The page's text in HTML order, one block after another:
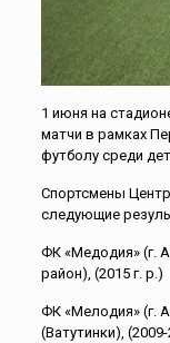
1 июня на
матчи в рамках
футболу среди
Спортсмены
следующие
ФК «Медодия» (г.
район), (2015 г. р.)
ФК «Мелодия» (г.
(Ватутинки), (2009-